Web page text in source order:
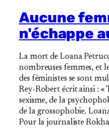
Aucune
n'échappe
La mort de Loana
nombreuses femmes, et
des féministes se sont
Rey‐Robert écrit ainsi : «
sexisme, de la
de la grossophobie.
Pour la journaliste